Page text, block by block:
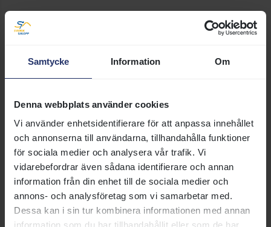
Samtycke Information Om
Denna webbplats använder cookies
Vi använder enhetsidentifierare för att anpassa innehållet
och annonserna till användarna, tillhandahålla funktioner
för sociala medier och analysera vår trafik. Vi
vidarebefordrar även sådana identifierare och annan
information från din enhet till de sociala medier och
annons- och analysföretag som vi samarbetar med.
Dessa kan i sin tur kombinera informationen med annan
information som du har tillhandahållit eller som de har
Fler sidor om att börja med
tränare: professionella tränare
och amatörtränare. Här kan du
läsa om vad en tränare gör och
vad de olika licenstyperna
innebär.
Läs mer